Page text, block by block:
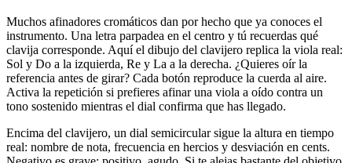
Muchos afinadores cromáticos dan por hecho que ya conoces el
instrumento. Una letra parpadea en el centro y tú recuerdas qué
clavija corresponde. Aquí el dibujo del clavijero replica la viola real:
Sol y Do a la izquierda, Re y La a la derecha. ¿Quieres oír la
referencia antes de girar? Cada botón reproduce la cuerda al aire.
Activa la repetición si prefieres afinar una viola a oído contra un
tono sostenido mientras el dial confirma que has llegado.
Encima del clavijero, un dial semicircular sigue la altura en tiempo
real: nombre de nota, frecuencia en hercios y desviación en cents.